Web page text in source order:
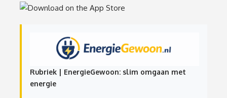
Rubriek | EnergieGewoon: slim omgaan met
energie